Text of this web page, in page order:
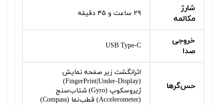
شارژ
مکالمه
۲۹ ساعت و ۴۵ دقیقه
خروجی
صدا
USB Type-C
حس‌گرها
اثرانگشت زیر صفحه نمایش
(FingerPrint|Under-Display)
ژیروسکوپ (Gyro) شتاب‌سنج
(Accelerometer) قطب‌نما (Compass)